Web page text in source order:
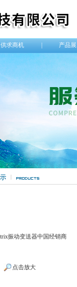
供求商机 产品
点击放大